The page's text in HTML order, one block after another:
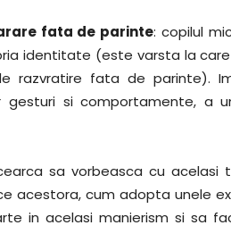
fata de parinte: copilul
identitate (este varsta la
razvratire fata de parinte).
gesturi si comportamente, a
sa vorbeasca cu acelasi
acestora, cum adopta unele
in acelasi manierism si sa